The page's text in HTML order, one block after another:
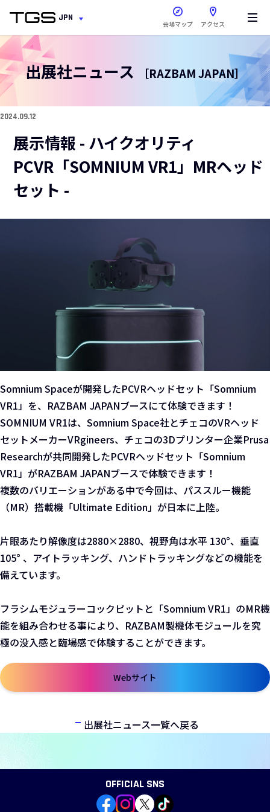
JPN
会場マップ アクセス
新しいウィンドウで開きま
出展社ニュース ［RAZBAM JAPAN］
2024.09.12
展示情報 - ハイクオリティ
PCVR「SOMNIUM VR1」MRヘッド
セット -
Somnium Spaceが開発したPCVRヘッドセット「Somnium
VR1」を、RAZBAM JAPANブースにて体験できます！
SOMNIUM VR1は、Somnium Space社とチェコのVRヘッド
セットメーカーVRgineers、チェコの3Dプリンター企業Prusa
Researchが共同開発したPCVRヘッドセット「Somnium
VR1」がRAZBAM JAPANブースで体験できます！
複数のバリエーションがある中で今回は、パススルー機能
（MR）搭載機「Ultimate Edition」が日本に上陸。
片眼あたり解像度は2880×2880、視野角は水平 130°、垂直
105° 、アイトラッキング、ハンドトラッキングなどの機能を
備えています。
フラシムモジュラーコックピットと「Somnium VR1」のMR機
能を組み合わせる事により、RAZBAM製機体モジュールを究
極の没入感と臨場感で体験することができます。
Webサイト
新しいウィンドウで開きます
出展社ニュース一覧へ戻る
OFFICIAL SNS